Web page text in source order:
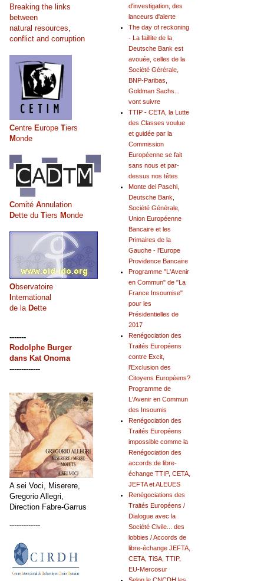
d'investigation, des
lanceurs d'alerte
The day of reckoning
- La faillite de la
Deutsche Bank est
avouée, celles de la
Société Gérérale,
BNP-Paribas,
Goldman Sachs...
vont suivre
TTIP - CETA, la Lutte
des Classes voulue
et guidée par la
Commission
Européenne se fait
sans nous et par-
dessus nos têtes
Monte dei Paschi,
Deutsche Bank,
Société Générale,
Union Européenne
Bancaire et les
Primaires de la
Gauche - l'Europe
Providence Bancaire
Programme "L'Avenir
en Commun" de "La
France Insoumise"
pour les
Présidentielles de
2017
Renégociation des
Traités Européens
contre Excit,
l'Exclusion des
Citoyens Européens?
Programme de
L'Avenir en Commun
des Insoumis
Renégociation des
Traités Européens
impossible comme la
Renégociation des
accords de libre-
échange TTIP, CETA,
JEFTA et ALEUES
Renégociations des
Traités Européens /
Dialogue avec la
Société Civile... des
lobbies / Accords de
libre-échange JEFTA,
CETA, TiSA, TTIP,
EU-Mercosur
Breaking the links
between
natural resources,
conflict and corruption
Centre Europe Tiers
Monde
Comité Annulation
Dette du Tiers Monde
Observatoire
International
de la Dette
-------
Rodolphe Burger
dans Kat Onoma
-------------
A sei Voci, Miserere,
Gregorio Allegri,
Direction Fabre-Garrus
-------------